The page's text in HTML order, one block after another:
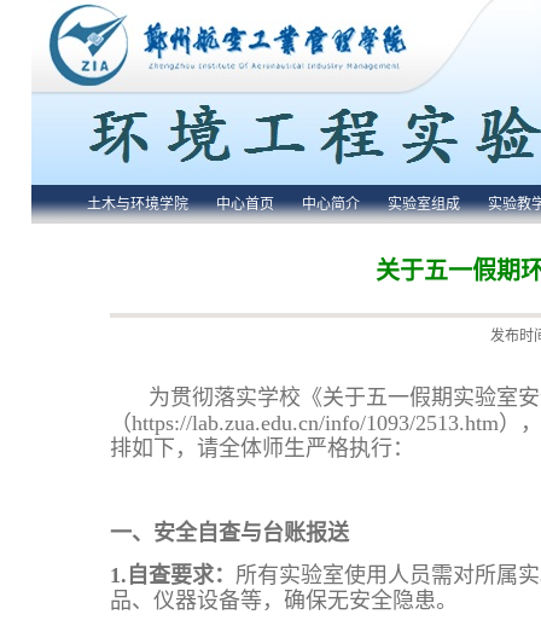
土木与环境学院 中心首页 中心简介 实验室组成 实验教
关于五一假期
发布时
为贯彻落实学校《关于五一假期实验室
（https://lab.zua.edu.cn/info/1093/2513.htm
排如下，请全体师生严格执行：
一、安全自查与台账报送
1. 自查要求： 所有实验室使用人员需对所属
品、仪器设备等，确保无安全隐患。